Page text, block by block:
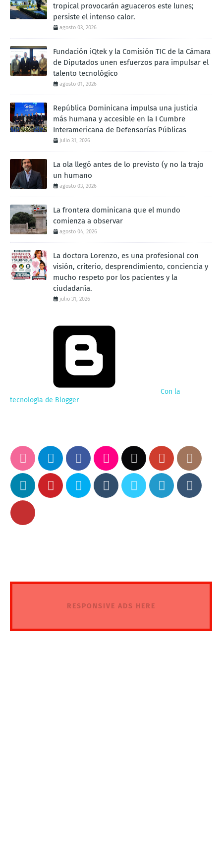
tropical provocarán aguaceros este lunes;
persiste el intenso calor.
agosto 03, 2026
Fundación iQtek y la Comisión TIC de la Cámara
de Diputados unen esfuerzos para impulsar el
talento tecnológico
agosto 01, 2026
República Dominicana impulsa una justicia
más humana y accesible en la I Cumbre
Interamericana de Defensorías Públicas
julio 31, 2026
La ola llegó antes de lo previsto (y no la trajo
un humano
agosto 03, 2026
La frontera dominicana que el mundo
comienza a observar
agosto 04, 2026
La doctora Lorenzo, es una profesional con
visión, criterio, desprendimiento, conciencia y
mucho respeto por los pacientes y la
ciudadanía.
julio 31, 2026
Con la
tecnología de Blogger
RESPONSIVE ADS HERE